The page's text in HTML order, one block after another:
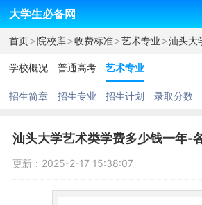
大学生必备网
首页>院校库>收费标准>艺术专业>汕头大
学校概况 普通高考 艺术专业
招生简章 招生专业 招生计划 录取分数
汕头大学艺术类学费多少钱一年-
更新：2025-2-17 15:38:07